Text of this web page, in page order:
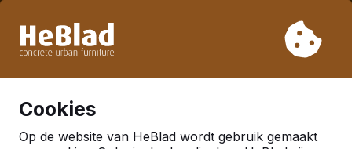
week 33. Houdt u daarom rekening met langere levertijden.
Cookies
Op de website van HeBlad wordt gebruik gemaakt
Al meer dan 30.000 producten verkocht